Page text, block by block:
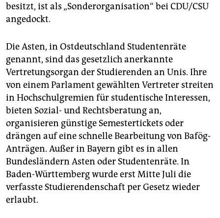
besitzt, ist als „Sonderorganisation“ bei CDU/CSU
angedockt.
Die Asten, in Ostdeutschland Studentenräte
genannt, sind das gesetzlich anerkannte
Vertretungsorgan der Studierenden an Unis. Ihre
von einem Parlament gewählten Vertreter streiten
in Hochschulgremien für studentische Interessen,
bieten Sozial- und Rechtsberatung an,
organisieren günstige Semestertickets oder
drängen auf eine schnelle Bearbeitung von Bafög-
Anträgen. Außer in Bayern gibt es in allen
Bundesländern Asten oder Studentenräte. In
Baden-Württemberg wurde erst Mitte Juli die
verfasste Studierendenschaft per Gesetz wieder
erlaubt.